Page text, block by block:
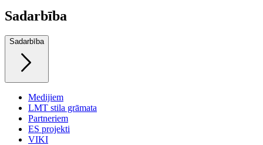
Sadarbība
Sadarbība
Medijiem
LMT stila grāmata
Partneriem
ES projekti
VIKI